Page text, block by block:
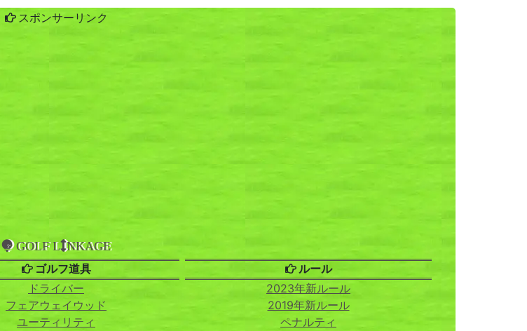
スポンサーリンク
GOLF L NKAGE
ゴルフ道具
ドライバー
フェアウェイウッド
ユーティリティ
ルール
2023年新ルール
2019年新ルール
ペナルティ